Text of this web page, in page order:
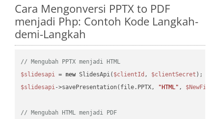
Cara Mengonversi PPTX to PDF
menjadi Php: Contoh Kode Langkah-
demi-Langkah
// Mengubah PPTX menjadi HTML
$slidesapi = new SlidesApi( $clientId , $clientSecret
$slidesapi->savePresentation(file.PPTX, "HTML" , $NewFile
// Mengubah HTML menjadi PDF